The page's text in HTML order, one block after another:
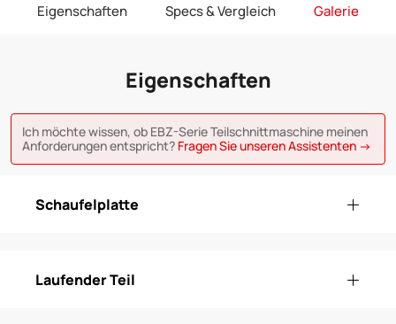
Eigenschaften Specs & Vergleich Galerie
Eigenschaften
Ich möchte wissen, ob EBZ-Serie Teilschnittmaschine meinen
Anforderungen entspricht? Fragen Sie unseren Assistenten →
Schaufelplatte
Laufender Teil